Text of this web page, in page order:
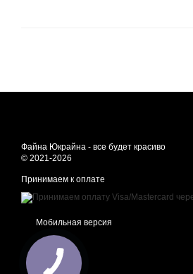
Файна Юкрайна - все будет красиво
© 2021-2026
Принимаем к оплате
Мобильная версия